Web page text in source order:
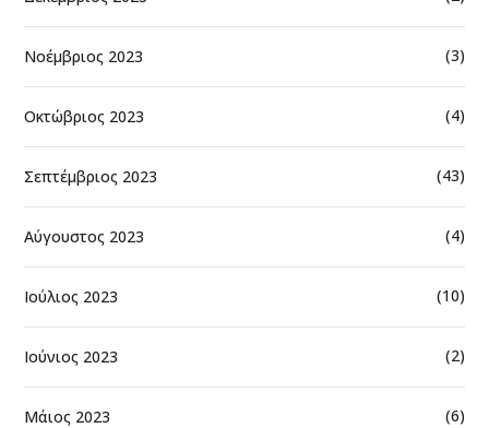
Νοέμβριος 2023 (3)
Οκτώβριος 2023 (4)
Σεπτέμβριος 2023 (43)
Αύγουστος 2023 (4)
Ιούλιος 2023 (10)
Ιούνιος 2023 (2)
Μάιος 2023 (6)